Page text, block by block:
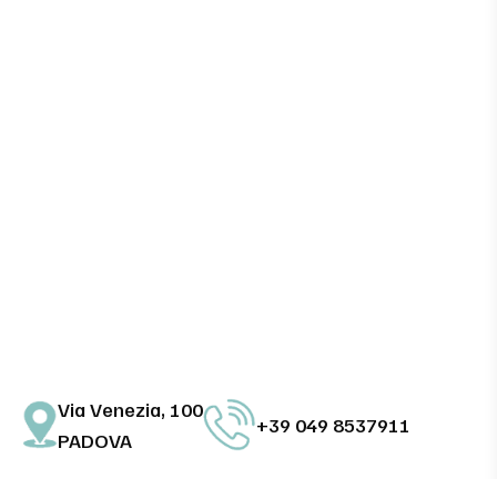
Via Venezia, 100
PADOVA
+39 049 8537911